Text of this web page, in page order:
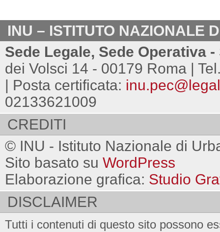
INU – ISTITUTO NAZIONALE
Sede Legale, Sede Operativa
dei Volsci 14 - 00179 Roma |
| Posta certificata:
02133621009
CREDITI
© INU - Istituto Nazionale di
Sito basato su WordPress
Elaborazione grafica: Studio
DISCLAIMER
Tutti i contenuti di questo sito possono